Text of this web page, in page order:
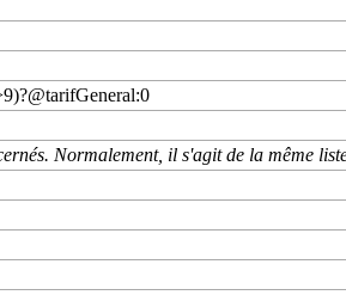
Normalement, il s'agit de la même